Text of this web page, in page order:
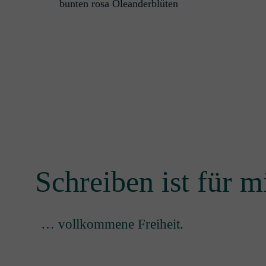
Schreiben ist für
… vollkommene Freiheit.